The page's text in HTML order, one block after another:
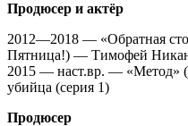
Продюсер и актёр
2012—2018 — «Обратная
Пятница!) — Тимофей
2015 — наст.вр. — «Метод»
убийца (серия 1)
Продюсер